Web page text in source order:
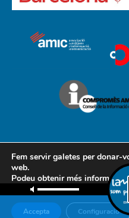
Contacte Avís legal Política
Fem servir galetes per donar-
web.
Podeu obtenir més
o desactivar-les a la
Accepta Configuració